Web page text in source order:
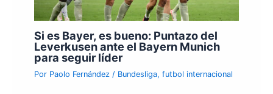
Si es Bayer, es bueno: Puntazo del
Leverkusen ante el Bayern Munich
para seguir líder
Por Paolo Fernández / Bundesliga,futbol internacional